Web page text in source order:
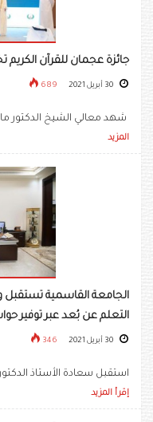
جائزة عجمان للقرآن الكريم
689
شهد معالي الشيخ الدكتور
المزيد
الجامعة القاسمية تستقبل
التعلم عن بُعد عبر توفير
346
استقبل سعادة الأستاذ
إقرأ المزيد